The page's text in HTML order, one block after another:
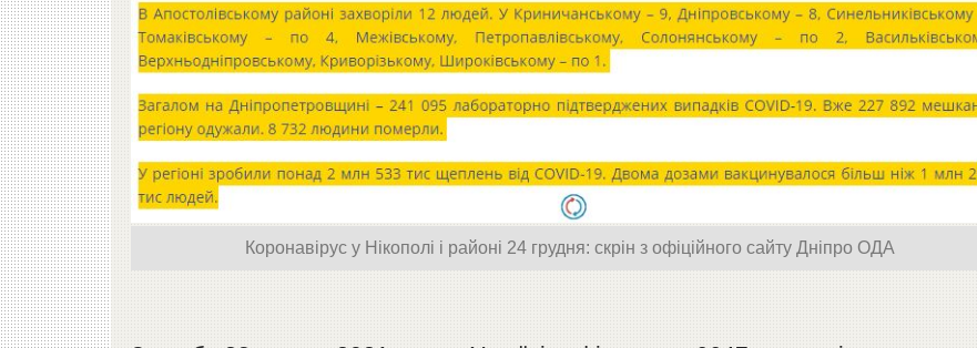
Коронавірус у Нікополі і районі 24 грудня: скрін з офіційного сайту Дніпро ОДА